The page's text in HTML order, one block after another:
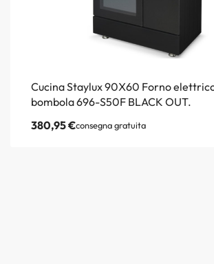
Cucina Staylux 90X60 Forno
bombola 696-S50F BLACK OUT.
380,95€consegna gratuita